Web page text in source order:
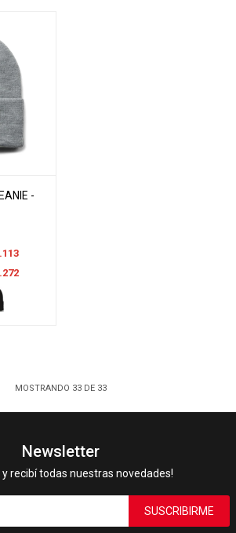
-
MOSTRANDO 33DE 33
Newsletter
y recibí todas nuestras novedades!
SUSCRIBIRME